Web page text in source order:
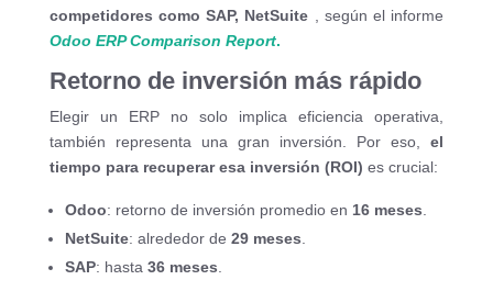
competidores como SAP, NetSuite
, según el informe
Odoo ERP Comparison Report.
Retorno de inversión más rápido
Elegir un ERP no solo implica eficiencia operativa,
también representa una gran inversión. Por eso,el
tiempo para recuperar esa inversión (ROI) es crucial:
Odoo: retorno de inversión promedio en 16 meses
NetSuite: alrededor de 29 meses
SAP: hasta 36 meses